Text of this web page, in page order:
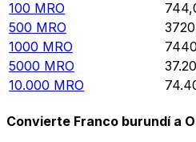
100 MRO
500 MRO
1000 MRO
5000 MRO
10.000 MRO
Convierte Franco burundí a